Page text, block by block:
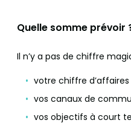
Quelle somme prévoir
Il n’y a pas de chiffre
votre chiffre
vos canaux de
vos objectifs à court